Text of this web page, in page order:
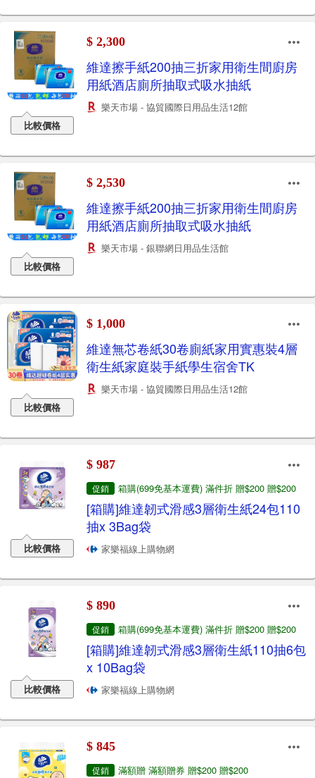
比較價格
$ 2,300
維達擦手紙200抽三折家用衛生間廚房
用紙酒店廁所抽取式吸水抽紙
樂天市場 - 協貿國際日用品生活12館
比較價格
$ 2,530
維達擦手紙200抽三折家用衛生間廚房
用紙酒店廁所抽取式吸水抽紙
樂天市場 - 銀聯網日用品生活館
比較價格
$ 1,000
維達無芯卷紙30卷廁紙家用實惠裝4層
衛生紙家庭裝手紙學生宿舍TK
樂天市場 - 協貿國際日用品生活12館
比較價格
$ 987
促銷 箱購(699免基本運費) 滿件折 贈$200 贈$200
[箱購]維達韌式滑感3層衛生紙24包110
抽x 3Bag袋
家樂福線上購物網
比較價格
$ 890
促銷 箱購(699免基本運費) 滿件折 贈$200 贈$200
[箱購]維達韌式滑感3層衛生紙110抽6包
x 10Bag袋
家樂福線上購物網
$ 845
促銷 滿額贈 滿額贈券 贈$200 贈$200